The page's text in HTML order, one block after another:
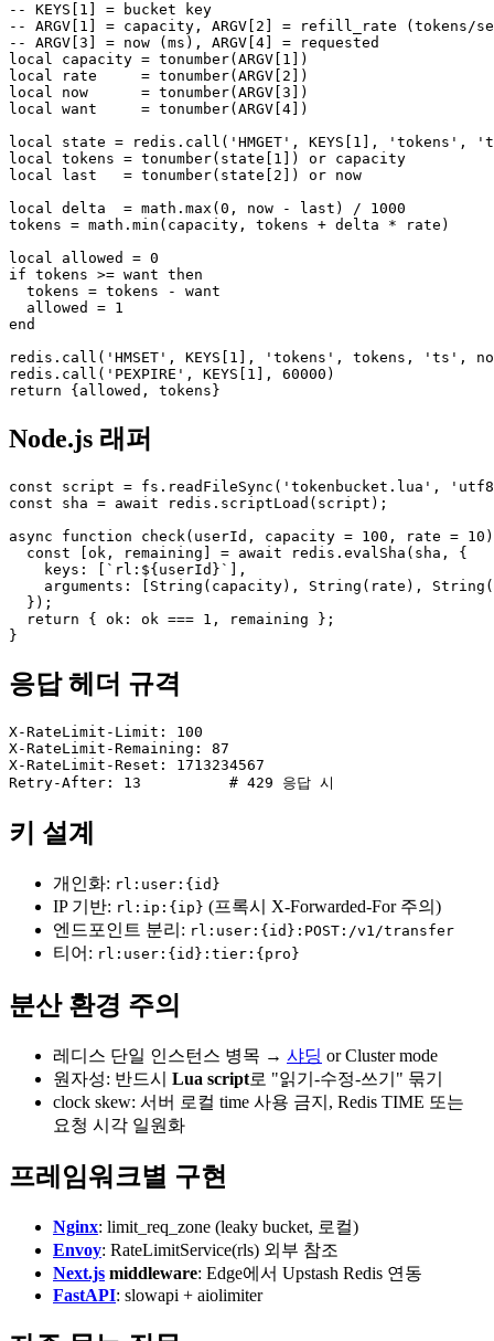
-- KEYS[1] = bucket key
-- ARGV[1] = capacity, ARGV[2] = refill_rate (tokens/
-- ARGV[3] = now (ms), ARGV[4] = requested
local capacity = tonumber(ARGV[1])
local rate     = tonumber(ARGV[2])
local now      = tonumber(ARGV[3])
local want     = tonumber(ARGV[4])
local state = redis.call('HMGET', KEYS[1], 'tokens',
local tokens = tonumber(state[1]) or capacity
local last   = tonumber(state[2]) or now
local delta  = math.max(0, now - last) / 1000
tokens = math.min(capacity, tokens + delta * rate)
local allowed = 0
if tokens >= want then
  tokens = tokens - want
  allowed = 1
end
redis.call('HMSET', KEYS[1], 'tokens', tokens, 'ts',
redis.call('PEXPIRE', KEYS[1], 60000)
return {allowed, tokens}
Node.js 래퍼
const script = fs.readFileSync('tokenbucket.lua',
const sha = await redis.scriptLoad(script);
async function check(userId, capacity = 100, rate =
  const [ok, remaining] = await redis.evalSha(sha, {
    keys: [`rl:${userId}`],
arguments: [String(capacity), String(rate),
  });
  return { ok: ok === 1, remaining };
}
응답 헤더 규격
X-RateLimit-Limit: 100
X-RateLimit-Remaining: 87
X-RateLimit-Reset: 1713234567
Retry-After: 13          # 429 응답 시
키 설계
개인화: rl:user:{id}
IP 기반: rl:ip:{ip} (프록시 X-Forwarded-For 주의)
엔드포인트 분리: rl:user:{id}:POST:/v1/transfer
티어: rl:user:{id}:tier:{pro}
분산 환경 주의
레디스 단일 인스턴스 병목 → 샤딩 or Cluster mode
원자성: 반드시 Lua script로 "읽기-수정-쓰기" 묶기
clock skew: 서버 로컬 time 사용 금지, Redis TIME 또는
요청 시각 일원화
프레임워크별 구현
Nginx: limit_req_zone (leaky bucket, 로컬)
Envoy: RateLimitService(rls) 외부 참조
Next.js middleware: Edge에서 Upstash Redis 연동
FastAPI: slowapi + aiolimiter